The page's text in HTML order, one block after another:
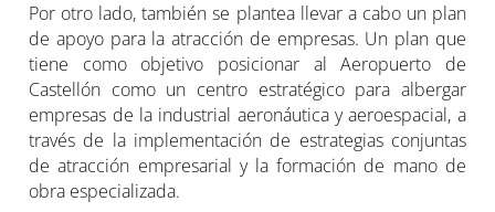
Por otro lado, también se plantea llevar a cabo un plan
de apoyo para la atracción de empresas. Un plan que
tiene como objetivo posicionar al Aeropuerto de
Castellón como un centro estratégico para albergar
empresas de la industrial aeronáutica y aeroespacial, a
través de la implementación de estrategias conjuntas
de atracción empresarial y la formación de mano de
obra especializada.